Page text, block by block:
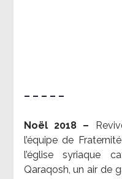
– – – – –
Noël 2018 –
l’équipe de
l’église syriaque
Qaraqosh, un air de